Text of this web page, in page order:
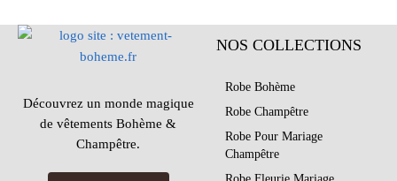
Découvrez un monde magique
de vêtements Bohème &
Champêtre.
NOS COLLECTIONS
Robe Bohème
Robe Champêtre
Robe Pour Mariage
Champêtre